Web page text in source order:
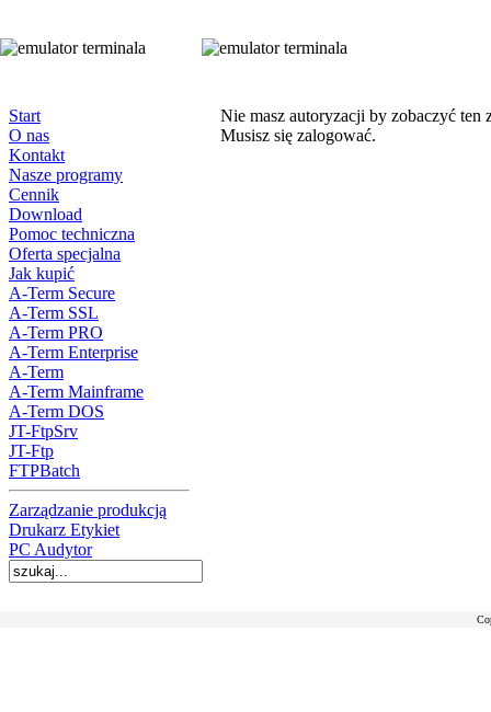
Start
O nas
Kontakt
Nasze programy
Cennik
Download
Pomoc techniczna
Oferta specjalna
Jak kupić
A-Term Secure
A-Term SSL
A-Term PRO
A-Term Enterprise
A-Term
A-Term Mainframe
A-Term DOS
JT-FtpSrv
JT-Ftp
FTPBatch
Zarządzanie produkcją
Drukarz Etykiet
PC Audytor
Nie masz autoryzacji by zobaczyć ten
Musisz się zalogować.